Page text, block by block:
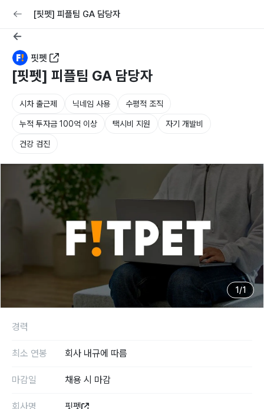
교육 커리어
[핏펫] 피플팀 GA 담당자
핏펫
[핏펫] 피플팀 GA 담당자
시차 출근제 닉네임 사용 수평적 조직
누적 투자금 100억 이상 택시비 지원 자기 개발비
건강 검진
1 /1
경력
최소 연봉 회사 내규에 따름
마감일 채용 시 마감
회사명 핏펫